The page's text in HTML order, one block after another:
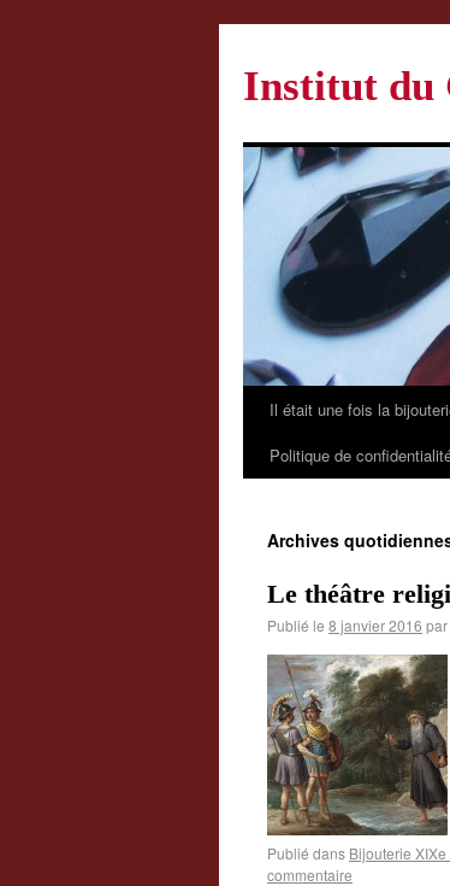
Institut du
Il était une fois la
Politique de
Archives
Le théâtre
Publié le 8 janvier 2016 par
Publié dans Bijouterie
commentaire